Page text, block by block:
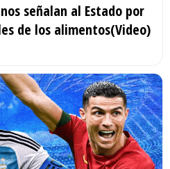
señalan al Estado por
de los alimentos(Video)